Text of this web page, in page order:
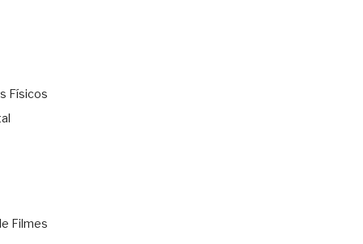
Físicos
Filmes